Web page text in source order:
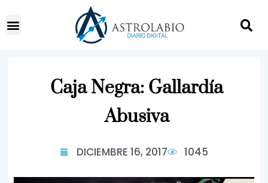
Caja Negra: Gallardía
Abusiva
DICIEMBRE 16, 2017 1045